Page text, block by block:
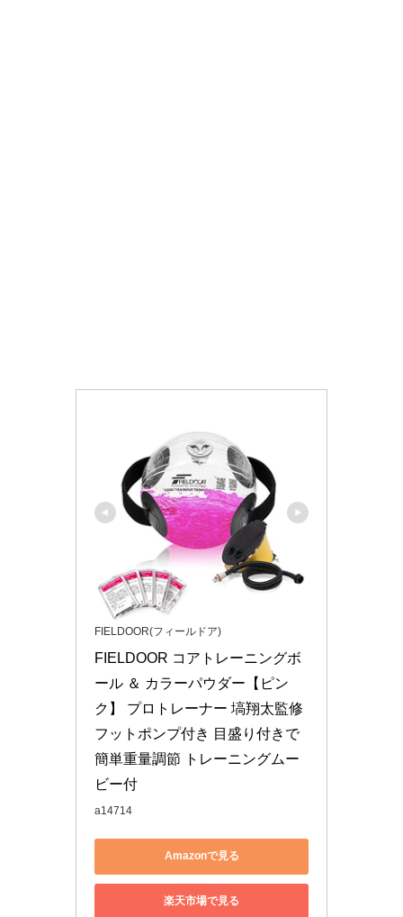
FIELDOOR(フィールドア)
FIELDOOR コアトレーニングボ
ール ＆ カラーパウダー【ピン
ク】 プロトレーナー 塙翔太監修
フットポンプ付き 目盛り付きで
簡単重量調節 トレーニングムー
ビー付
a14714
Amazonで見る
楽天市場で見る